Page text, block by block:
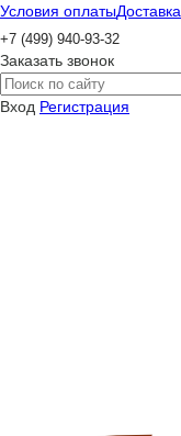
Условия оплатыДоставка
+7 (499) 940-93-32
Заказать звонок
Вход Регистрация